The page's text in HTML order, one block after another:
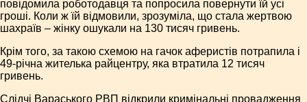
повідомила роботодавця та попросила повернути їй усі
гроші. Коли ж їй відмовили, зрозуміла, що стала жертвою
шахраїв – жінку ошукали на 130 тисяч гривень.
Крім того, за такою схемою на гачок аферистів потрапила і
49-річна жителька райцентру, яка втратила 12 тисяч
гривень.
Слідчі Вараського РВП відкрили кримінальні провадження